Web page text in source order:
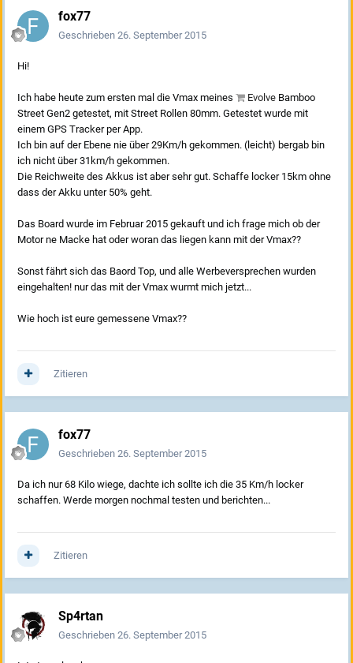
fox77
Geschrieben 26. September 2015
Hi!
Ich habe heute zum ersten mal die Vmax meines Evolve Bamboo
Street Gen2 getestet, mit Street Rollen 80mm. Getestet wurde mit
einem GPS Tracker per App.
Ich bin auf der Ebene nie über 29Km/h gekommen. (leicht) bergab bin
ich nicht über 31km/h gekommen.
Die Reichweite des Akkus ist aber sehr gut. Schaffe locker 15km ohne
dass der Akku unter 50% geht.
Das Board wurde im Februar 2015 gekauft und ich frage mich ob der
Motor ne Macke hat oder woran das liegen kann mit der Vmax??
Sonst fährt sich das Baord Top, und alle Werbeversprechen wurden
eingehalten! nur das mit der Vmax wurmt mich jetzt...
Wie hoch ist eure gemessene Vmax??
Zitieren
fox77
Geschrieben 26. September 2015
Da ich nur 68 Kilo wiege, dachte ich sollte ich die 35 Km/h locker
schaffen. Werde morgen nochmal testen und berichten...
Zitieren
Sp4rtan
Geschrieben 26. September 2015